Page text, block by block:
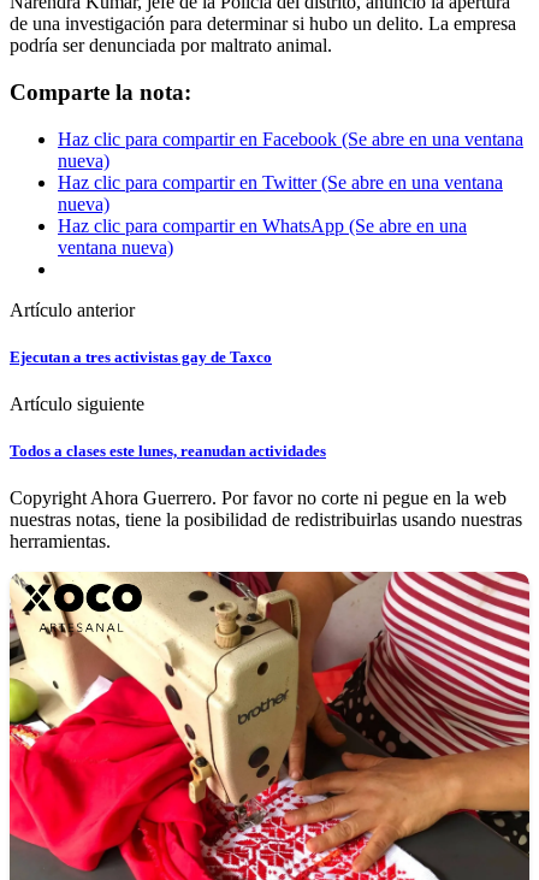
de una investigación para determinar si hubo un delito. La empresa
podría ser denunciada por maltrato animal.
Comparte la nota:
Haz clic para compartir en Facebook (Se abre en una ventana
nueva)
Haz clic para compartir en Twitter (Se abre en una ventana
nueva)
Haz clic para compartir en WhatsApp (Se abre en una
ventana nueva)
Artículo anterior
Ejecutan a tres activistas gay de Taxco
Artículo siguiente
Todos a clases este lunes, reanudan actividades
Copyright Ahora Guerrero. Por favor no corte ni pegue en la web
nuestras notas, tiene la posibilidad de redistribuirlas usando nuestras
herramientas.